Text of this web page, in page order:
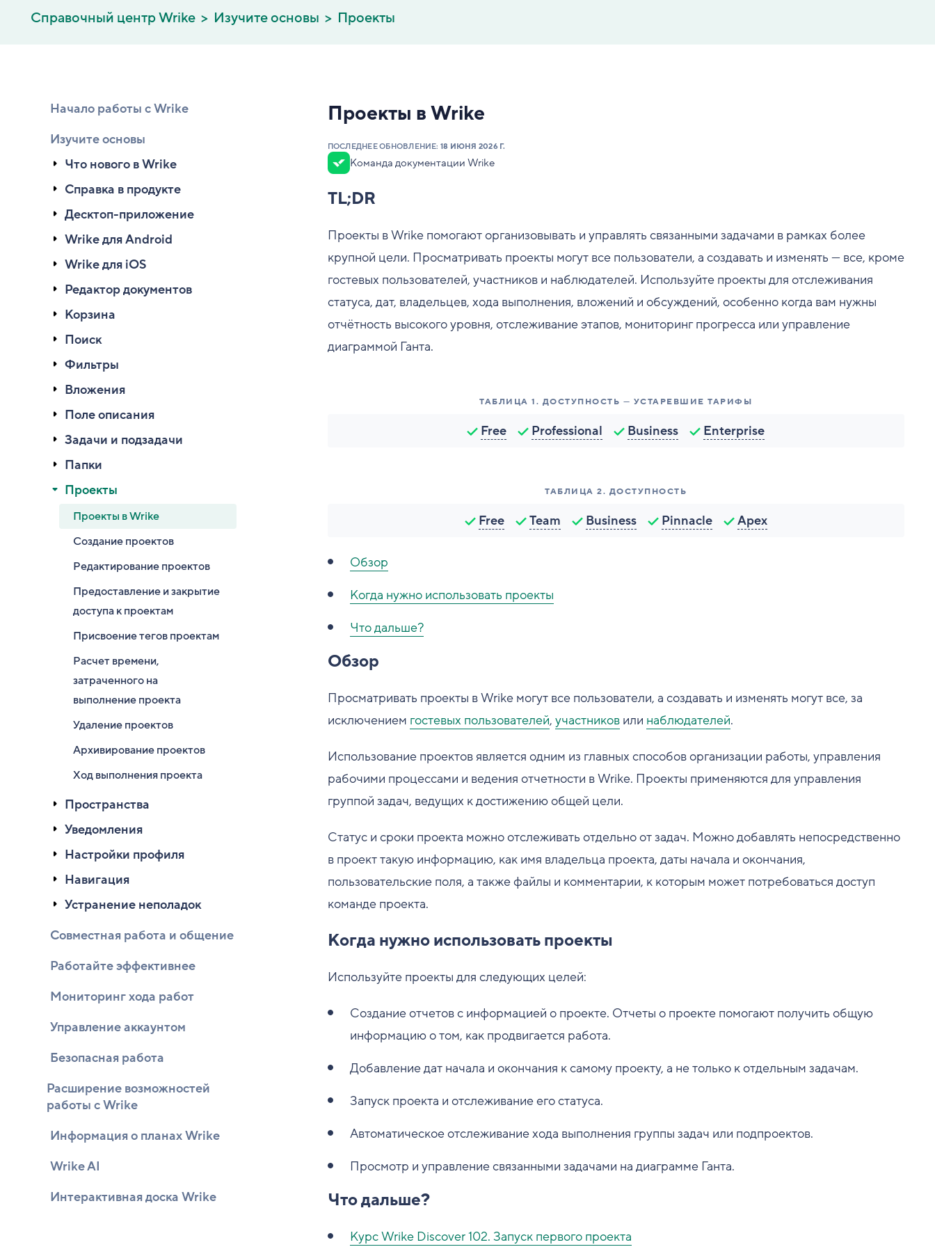
Справочный центр Wrike Изучите основы Проекты
Начало работы с Wrike
Изучите основы
Что нового в Wrike
Справка в продукте
Десктоп-приложение
Wrike для Android
Wrike для iOS
Редактор документов
Корзина
Поиск
Фильтры
Вложения
Поле описания
Задачи и подзадачи
Папки
Проекты
Проекты в Wrike
Создание проектов
Редактирование проектов
Предоставление и закрытие
доступа к проектам
Присвоение тегов проектам
Расчет времени,
затраченного на
выполнение проекта
Удаление проектов
Архивирование проектов
Ход выполнения проекта
Пространства
Уведомления
Настройки профиля
Навигация
Устранение неполадок
Совместная работа и общение
Работайте эффективнее
Мониторинг хода работ
Управление аккаунтом
Безопасная работа
Расширение возможностей
работы с Wrike
Информация о планах Wrike
Wrike AI
Интерактивная доска Wrike
Проекты в Wrike
ПОСЛЕДНЕЕ ОБНОВЛЕНИЕ: 18 ИЮНЯ 2026 Г.
Команда документации Wrike
TL;DR
Проекты в Wrike помогают организовывать и управлять связанными задачами в рамках более
крупной цели. Просматривать проекты могут все пользователи, а создавать и изменять — все, кроме
гостевых пользователей, участников и наблюдателей. Используйте проекты для отслеживания
статуса, дат, владельцев, хода выполнения, вложений и обсуждений, особенно когда вам нужны
отчётность высокого уровня, отслеживание этапов, мониторинг прогресса или управление
диаграммой Ганта.
ТАБЛИЦА 1. ДОСТУПНОСТЬ — УСТАРЕВШИЕ ТАРИФЫ
Free Professional Business Enterprise
ТАБЛИЦА 2. ДОСТУПНОСТЬ
Free Team Business Pinnacle Apex
Обзор
Когда нужно использовать проекты
Что дальше?
Обзор
Просматривать проекты в Wrike могут все пользователи, а создавать и изменять могут все, за
исключением гостевых пользователей, участниковили наблюдателей.
Использование проектов является одним из главных способов организации работы, управления
рабочими процессами и ведения отчетности в Wrike. Проекты применяются для управления
группой задач, ведущих к достижению общей цели.
Статус и сроки проекта можно отслеживать отдельно от задач. Можно добавлять непосредственно
в проект такую информацию, как имя владельца проекта, даты начала и окончания,
пользовательские поля, а также файлы и комментарии, к которым может потребоваться доступ
команде проекта.
Когда нужно использовать проекты
Используйте проекты для следующих целей:
Создание отчетов с информацией о проекте. Отчеты о проекте помогают получить общую
информацию о том, как продвигается работа.
Добавление дат начала и окончания к самому проекту, а не только к отдельным задачам.
Запуск проекта и отслеживание его статуса.
Автоматическое отслеживание хода выполнения группы задач или подпроектов.
Просмотр и управление связанными задачами на диаграмме Ганта.
Что дальше?
Курс Wrike Discover 102. Запуск первого проекта